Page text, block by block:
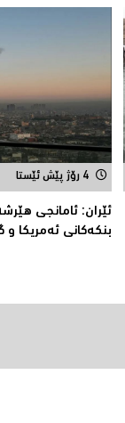
4 رۆژ پێش ئێستا
ئێران: ئامانجى
بنکەکانى ئەمریکا